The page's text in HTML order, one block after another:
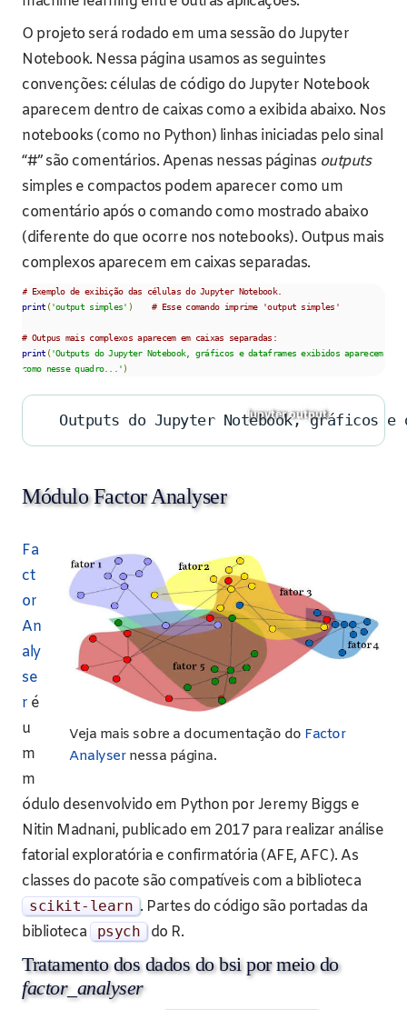
O projeto será rodado em uma sessão do Jupyter
Notebook. Nessa página usamos as seguintes
convenções: células de código do Jupyter Notebook
aparecem dentro de caixas como a exibida abaixo. Nos
notebooks (como no Python) linhas iniciadas pelo sinal
“#” são comentários. Apenas nessas páginas outputs
simples e compactos podem aparecer como um
comentário após o comando como mostrado abaixo
(diferente do que ocorre nos notebooks). Outpus mais
complexos aparecem em caixas separadas.
# Exemplo de exibição das células do Jupyter Notebook.
print ('output simples' ) # Esse comando imprime 'output simples'
# Outpus mais complexos aparecem em caixas separadas:
print ('Outputs do Jupyter Notebook, gráficos e dataframes exibidos aparecem
como nesse quadro...' )
Outputs do Jupyter Notebook, gráficos e
Módulo Factor Analyser
Veja mais sobre a documentação do Factor
Analysernessa página.
Fa
ct
or
An
aly
se
r é
u
m
m
ódulo desenvolvido em Python por Jeremy Biggs e
Nitin Madnani, publicado em 2017 para realizar análise
fatorial exploratória e confirmatória (AFE, AFC). As
classes do pacote são compatíveis com a biblioteca
scikit- learn . Partes do código são portadas da
biblioteca
psych do R.
Tratamento dos dados do bsi por meio do
factor_analyser